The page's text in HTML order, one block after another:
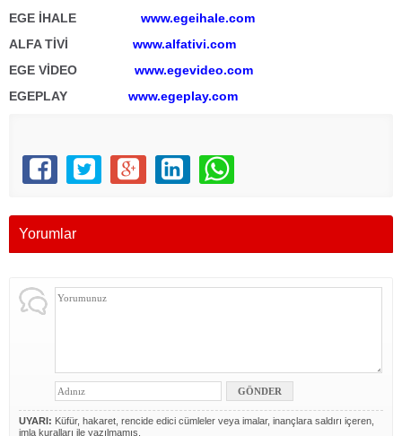
EGE İHALE www.egeihale.com
ALFA TİVİ www.alfativi.com
EGE VİDEO www.egevideo.com
EGEPLAY www.egeplay.com
Yorumlar
UYARI: Küfür, hakaret, rencide edici cümleler veya imalar, inançlara saldırı içeren,
imla kuralları ile yazılmamış,